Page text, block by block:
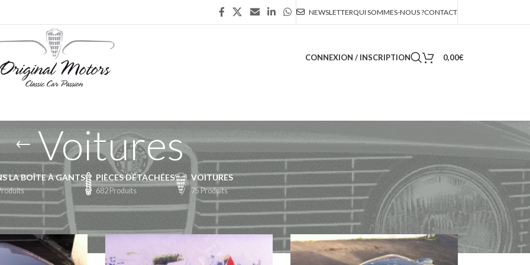
NEWSLETTERQUI SOMMES-NOUS ?CONTACT
CONNEXION / INSCRIPTION 0,00€
Voitures
LA BOÎTE À GANTS PIÈCES DÉTACHÉES
682 Produits
VOITURES
75 Produits
Afficher